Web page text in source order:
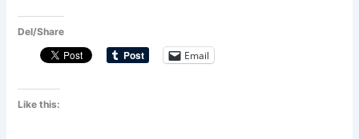
Del/Share
Email
Like this: